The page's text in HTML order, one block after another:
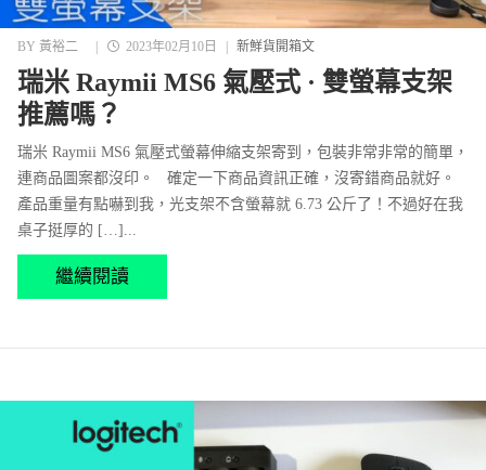
BY 黃裕二 2023年02月10日 新鮮貨開箱文
瑞米 Raymii MS6 氣壓式 · 雙螢幕支架
推薦嗎？
瑞米 Raymii MS6 氣壓式螢幕伸縮支架寄到，包裝非常非常的簡單，
連商品圖案都沒印。 確定一下商品資訊正確，沒寄錯商品就好。
產品重量有點嚇到我，光支架不含螢幕就 6.73 公斤了！不過好在我
桌子挺厚的 […]...
繼續閱讀